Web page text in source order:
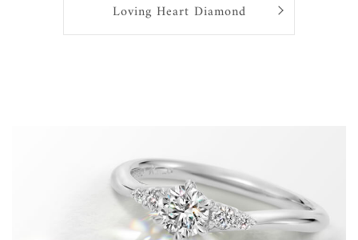
Loving Heart Diamond